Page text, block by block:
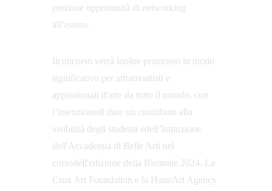
preziose opportunità di networking
all’estero.
Ilconcorso verrà inoltre promosso in modo
significativo per attrarreartisti e
appassionati d'arte da tutto il mondo, con
l’intenzionedi dare un contributo alla
visibilità degli studenti edell’Istituzione
dell'Accademia di Belle Arti nel
corsodell'edizione della Biennale 2024. La
Crux Art Foundation e la HannArt Agency